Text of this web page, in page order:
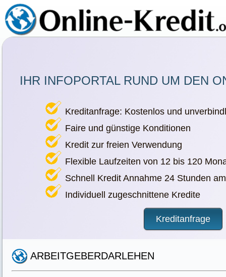
IHR INFOPORTAL RUND UM DEN
Kreditanfrage: Kostenlos und
Faire und günstige Konditionen
Kredit zur freien Verwendung
Flexible Laufzeiten von 12 bis 120
Schnell Kredit Annahme 24 Stunden
Individuell zugeschnittene Kredite
Kreditanfrage
ARBEITGEBERDARLEHEN